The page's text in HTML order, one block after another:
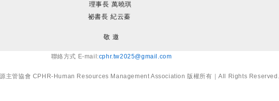
理事長 萬曉琪
祕書長 紀云蓁
敬 邀
聯絡方式 E-mail:cphr.tw2025@gmail.com
主管協會 CPHR-Human Resources Management Association 版權所有｜All Rights Reserved.